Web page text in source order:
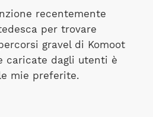
recentemente
per trovare
gravel di Komoot
caricate dagli utenti è
mie preferite.